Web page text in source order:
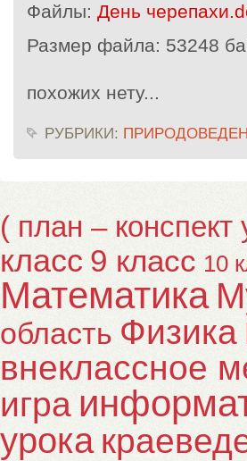
Файлы: День
Размер файла: 53248
похожих нету...
РУБРИКИ:
( план – конспект
класс 9 класс 10
Математика
область Физика
внеклассное
игра
урока